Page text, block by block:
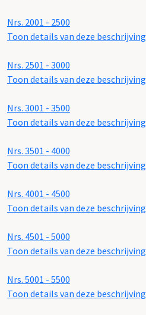
Nrs. 2001 - 2500
Toon details van deze beschrijving
Nrs. 2501 - 3000
Toon details van deze beschrijving
Nrs. 3001 - 3500
Toon details van deze beschrijving
Nrs. 3501 - 4000
Toon details van deze beschrijving
Nrs. 4001 - 4500
Toon details van deze beschrijving
Nrs. 4501 - 5000
Toon details van deze beschrijving
Nrs. 5001 - 5500
Toon details van deze beschrijving